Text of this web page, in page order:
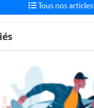
Tous nos articles